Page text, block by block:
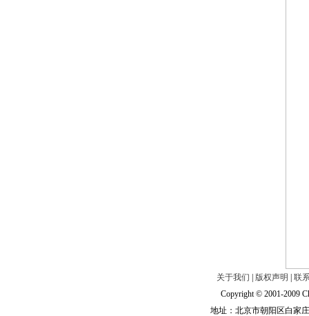
关于我们 版权声明
联
Copyright © 2001-2009
地址：北京市朝阳区白家